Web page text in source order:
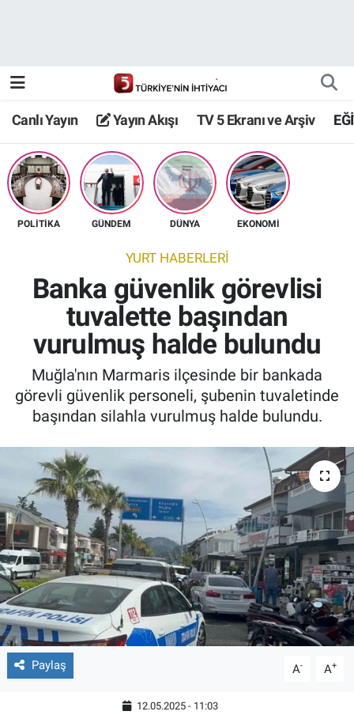
Canlı Yayın Yayın Akışı TV 5 Ekranı ve Arşiv
POLİTİKA GÜNDEM DÜNYA EKONOMİ
YURT HABERLERİ
Banka güvenlik görevlisi
tuvalette başından
vurulmuş halde bulundu
Muğla'nın Marmaris ilçesinde bir bankada
görevli güvenlik personeli, şubenin tuvaletinde
başından silahla vurulmuş halde bulundu.
Paylaş A- A+
12.05.2025 - 11:03
TV 5 Ekranı ve Arşiv